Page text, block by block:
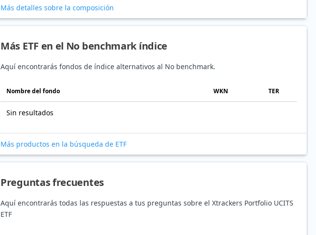
Más detalles sobre la composición
Más ETF en el No benchmark índice
Aquí encontrarás fondos de índice alternativos al No benchmark.
Nombre del fondo WKN TER
Sin resultados
Más productos en la búsqueda de ETF
Preguntas frecuentes
Aquí encontrarás todas las respuestas a tus preguntas sobre el Xtrackers Portfolio UCITS
ETF